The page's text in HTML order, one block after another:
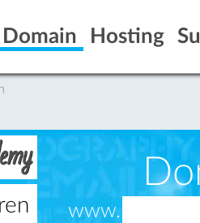
Domain Hosting
www.